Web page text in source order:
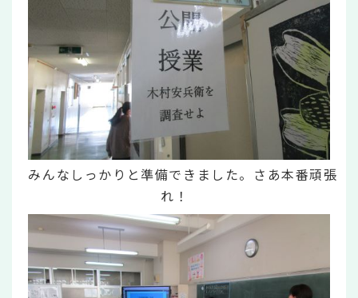
みんなしっかりと準備できました。さあ本番頑張
れ！